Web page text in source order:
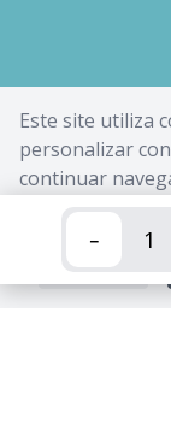
Este site utiliza
personalizar
continuar
cookies. Saiba
－